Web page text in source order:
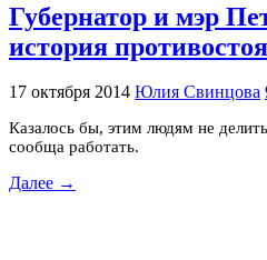
Губернатор и мэр
история
17 октября 2014 Юлия Свинцова
Казалось бы, этим людям не
сообща работать.
Далее →